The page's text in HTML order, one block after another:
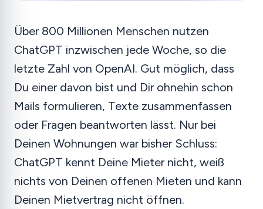
Über 800 Millionen Menschen nutzen
ChatGPT inzwischen jede Woche, so die
letzte Zahl von OpenAI. Gut möglich, dass
Du einer davon bist und Dir ohnehin schon
Mails formulieren, Texte zusammenfassen
oder Fragen beantworten lässt. Nur bei
Deinen Wohnungen war bisher Schluss:
ChatGPT kennt Deine Mieter nicht, weiß
nichts von Deinen offenen Mieten und kann
Deinen Mietvertrag nicht öffnen.